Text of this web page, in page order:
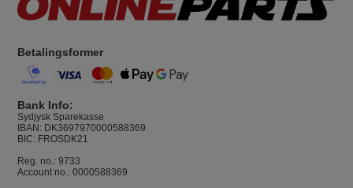
Betalingsformer
Bank Info:
Sydjysk Sparekasse
IBAN: DK3697970000588369
BIC: FROSDK21
Reg. no.: 9733
Account no.: 0000588369